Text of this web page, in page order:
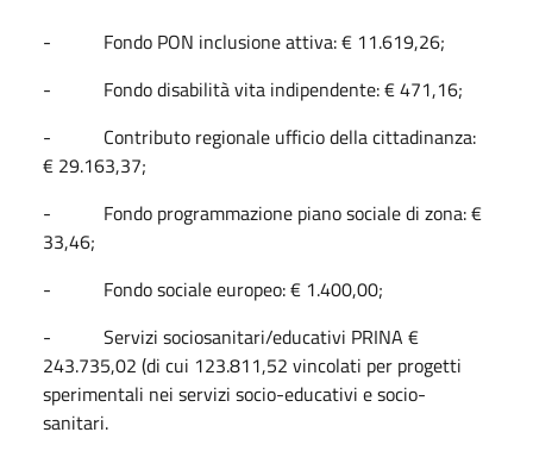
- Fondo PON inclusione attiva: € 11.619,26;
- Fondo disabilità vita indipendente: € 471,16;
- Contributo regionale ufficio della cittadinanza:
€ 29.163,37;
- Fondo programmazione piano sociale di zona: €
33,46;
- Fondo sociale europeo: € 1.400,00;
- Servizi sociosanitari/educativi PRINA €
243.735,02 (di cui 123.811,52 vincolati per progetti
sperimentali nei servizi socio-educativi e socio-
sanitari.